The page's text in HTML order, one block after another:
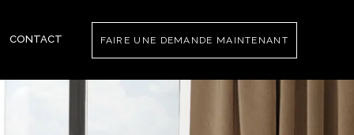
CONTACT FAIRE UNE DEMANDE MAINTENANT